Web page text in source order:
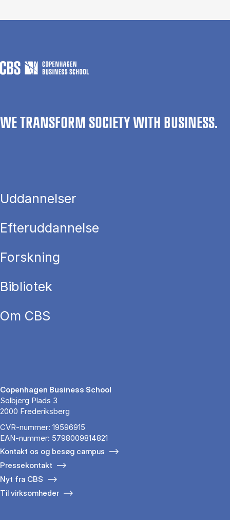
WE TRANSFORM SOCIETY WITH BUSINESS.
Uddannelser
Efteruddannelse
Forskning
Bibliotek
Om CBS
Copenhagen Business School
Solbjerg Plads 3
2000 Frederiksberg
CVR-nummer: 19596915
EAN-nummer: 5798009814821
Kontakt os og besøg campus
Pressekontakt
Nyt fra CBS
Til virksomheder